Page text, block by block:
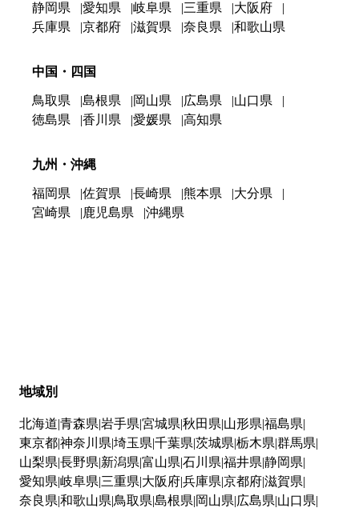
静岡県 愛知県 岐阜県 三重県
大阪府
兵庫県
京都府 滋賀県 奈良県 和歌山県
中国・四国
鳥取県 島根県 岡山県 広島県
山口県
徳島県
香川県 愛媛県 高知県
九州・沖縄
福岡県 佐賀県 長崎県 熊本県
大分県
宮崎県
鹿児島県 沖縄県
地域別
北海道 青森県 岩手県 宮城県 秋田県 山形県 福島県
東京都神奈川県 埼玉県 千葉県 茨城県 栃木県 群馬県
山梨県 長野県 新潟県 富山県 石川県 福井県 静岡県
愛知県 岐阜県 三重県 大阪府兵庫県 京都府滋賀県
奈良県 和歌山県 鳥取県 島根県 岡山県 広島県 山口県